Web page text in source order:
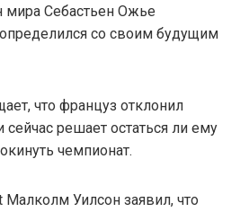
мира Себастьен Ожье
определился со своим будущим
что француз отклонил
решает остаться ли ему
чемпионат.
Уилсон заявил, что